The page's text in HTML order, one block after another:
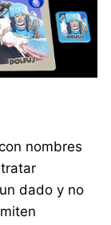
nombres
dado y no